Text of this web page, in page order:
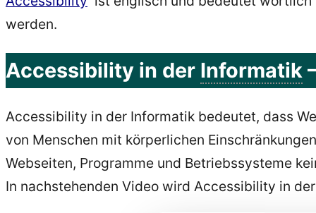
werden.
Accessibility in der Informatik
Accessibility in der Informatik bedeutet, dass
von Menschen mit körperlichen
Webseiten, Programme und Betriebssysteme
In nachstehenden Video wird Accessibility in